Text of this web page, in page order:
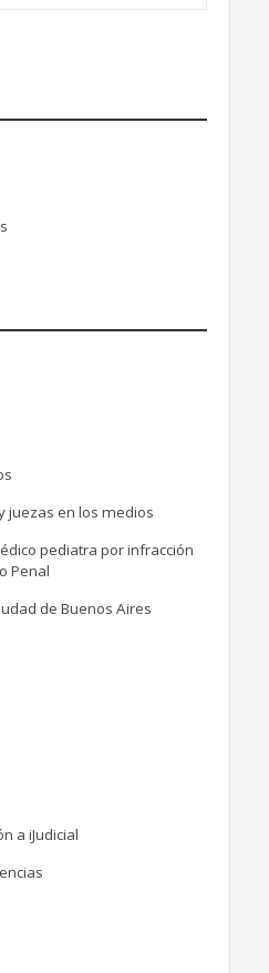
juezas en los medios
pediatra por infracción
Penal
de Buenos Aires
a iJudicial